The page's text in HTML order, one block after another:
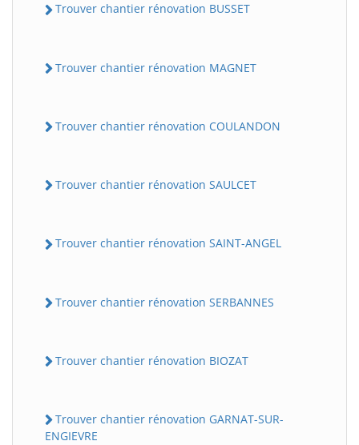
Trouver chantier rénovation BUSSET
Trouver chantier rénovation MAGNET
Trouver chantier rénovation COULANDON
Trouver chantier rénovation SAULCET
Trouver chantier rénovation SAINT-ANGEL
Trouver chantier rénovation SERBANNES
Trouver chantier rénovation BIOZAT
Trouver chantier rénovation GARNAT-SUR-
ENGIEVRE